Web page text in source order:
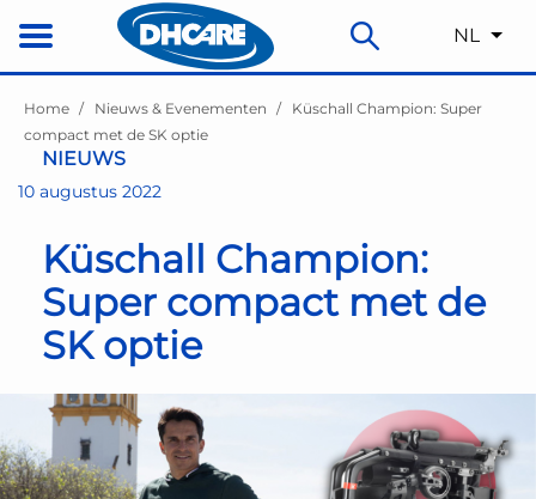
NL
Home Nieuws & Evenementen
Küschall Champion: Super
compact met de SK optie
NIEUWS
10 augustus 2022
Küschall Champion:
Super compact met de
SK optie